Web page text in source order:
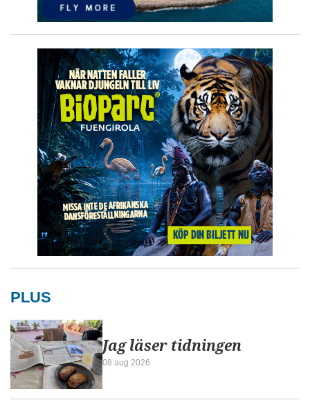
PLUS
Jag läser tidningen
08 aug 2026